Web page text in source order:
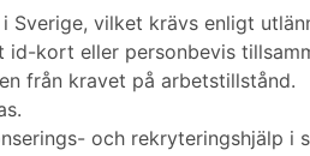
vilket krävs enligt
kort eller personbevis
från kravet på arbetstillstånd.
och rekryteringshjälp i